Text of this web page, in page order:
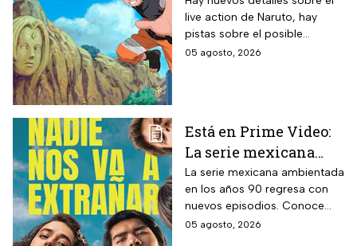
el casting de la
película
live action de Naruto, hay
pistas sobre el posible
enfoque de la historia y
05 agosto, 2026
Está en Prime Video:
La serie mexicana
noventera de la que
todos están hablando
y que se ve en un fin
de semana
La serie mexicana ambientada
en los años 90 regresa con
nuevos episodios. Conoce
cuándo se estrena, qué
05 agosto, 2026